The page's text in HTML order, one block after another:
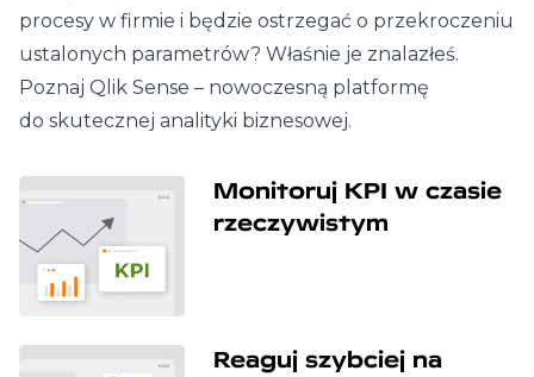
procesy w firmie i będzie ostrzegać o przekroczeniu
ustalonych parametrów? Właśnie je znalazłeś.
Poznaj Qlik Sense – nowoczesną platformę
do skutecznej analityki biznesowej.
Monitoruj KPI w czasie
rzeczywistym
Reaguj szybciej na